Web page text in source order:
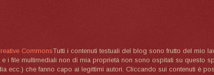
CommonsTutti i contenuti testuali del blog sono frutto del mio
i file multimediali non di mia proprietà non sono ospitati su questo
ecc.) che fanno capo ai legittimi autori. Cliccando sui contenuti è